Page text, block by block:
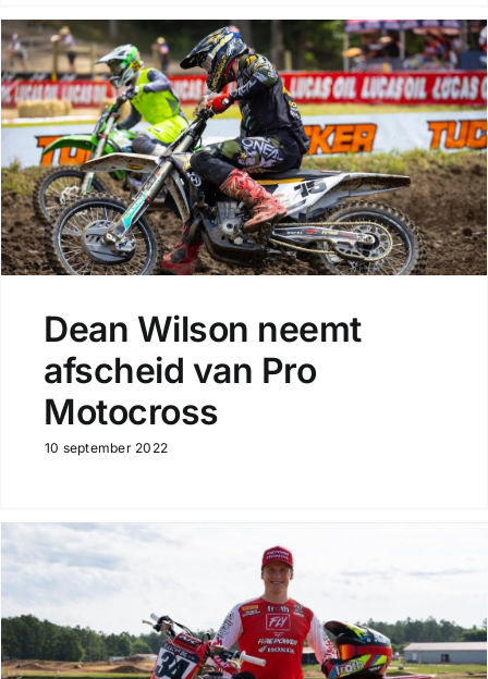
Dean Wilson neemt
afscheid van Pro
Motocross
10 september 2022